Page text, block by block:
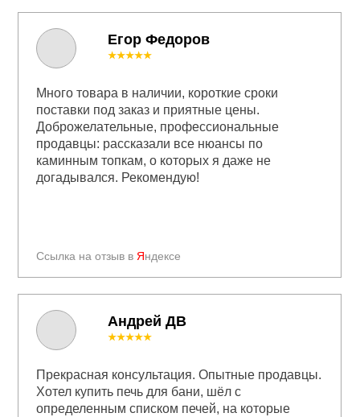
Егор Федоров
Ссылка на отзыв в Яндексе
★★★★★
Много товара в наличии, короткие сроки
поставки под заказ и приятные цены.
Доброжелательные, профессиональные
продавцы: рассказали все нюансы по
каминным топкам, о которых я даже не
догадывался. Рекомендую!
Андрей ДВ
★★★★★
Прекрасная консультация. Опытные продавцы.
Хотел купить печь для бани, шёл с
определенным списком печей, на которые